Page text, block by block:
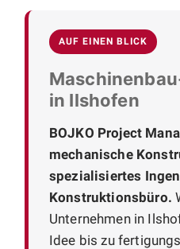
AUF EINEN BLICK
in Ilshofen
BOJKO Project
mechanische
spezialisiertes
Konstruktionsbüro.
Unternehmen in
Idee bis zu